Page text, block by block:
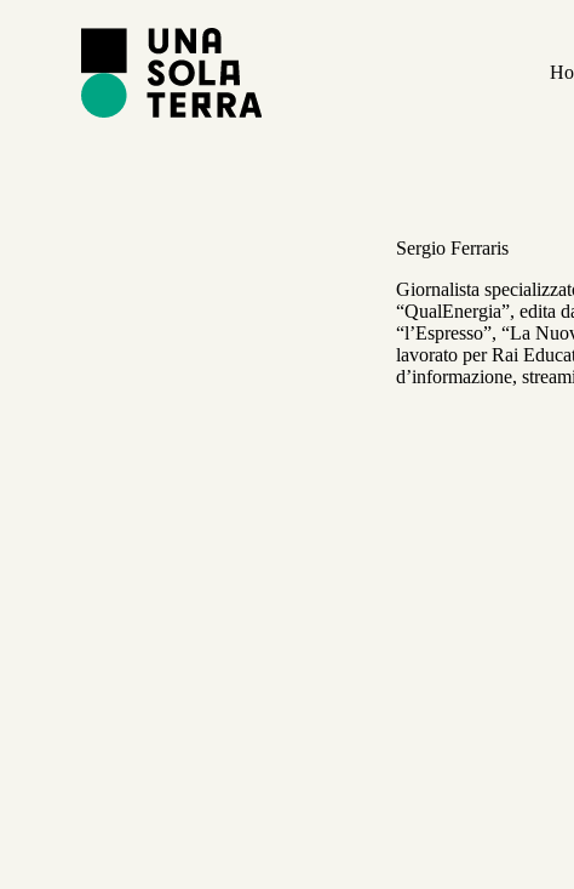
Sergio Ferraris
Giornalista
“QualEnergia”, edita
“l’Espresso”, “La
lavorato per Rai
d’informazione,